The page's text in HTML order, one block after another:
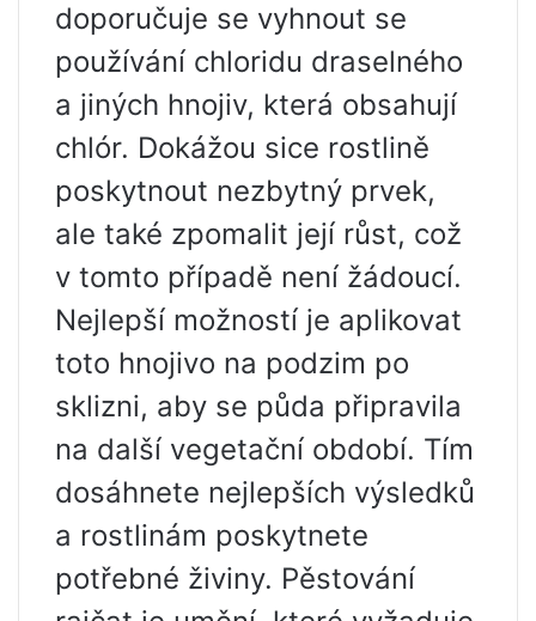
doporučuje se vyhnout se
používání chloridu draselného
a jiných hnojiv, která obsahují
chlór. Dokážou sice rostlině
poskytnout nezbytný prvek,
ale také zpomalit její růst, což
v tomto případě není žádoucí.
Nejlepší možností je aplikovat
toto hnojivo na podzim po
sklizni, aby se půda připravila
na další vegetační období. Tím
dosáhnete nejlepších výsledků
a rostlinám poskytnete
potřebné živiny. Pěstování